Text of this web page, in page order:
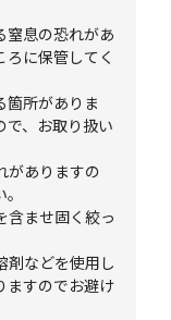
息の恐れがあ
に保管してく
所がありま
で、お取り扱い
がありますの
ませ固く絞っ
などを使用し
ますのでお避け